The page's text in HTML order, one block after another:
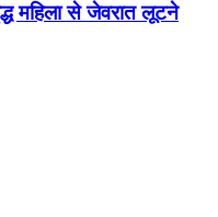
महिला से जेवरात लूटने